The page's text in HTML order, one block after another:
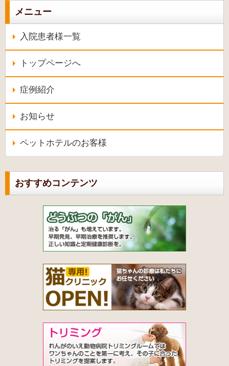
メニュー
入院患者様一覧
トップページへ
症例紹介
お知らせ
ペットホテルのお客様
おすすめコンテンツ